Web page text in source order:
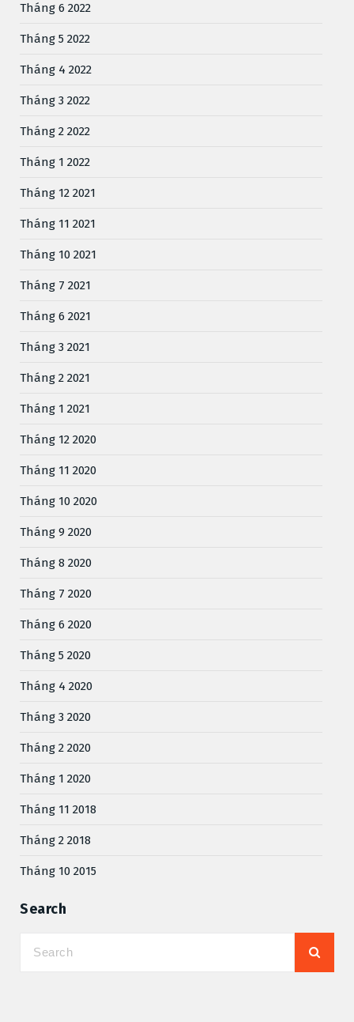
Tháng 6 2022
Tháng 5 2022
Tháng 4 2022
Tháng 3 2022
Tháng 2 2022
Tháng 1 2022
Tháng 12 2021
Tháng 11 2021
Tháng 10 2021
Tháng 7 2021
Tháng 6 2021
Tháng 3 2021
Tháng 2 2021
Tháng 1 2021
Tháng 12 2020
Tháng 11 2020
Tháng 10 2020
Tháng 9 2020
Tháng 8 2020
Tháng 7 2020
Tháng 6 2020
Tháng 5 2020
Tháng 4 2020
Tháng 3 2020
Tháng 2 2020
Tháng 1 2020
Tháng 11 2018
Tháng 2 2018
Tháng 10 2015
Search